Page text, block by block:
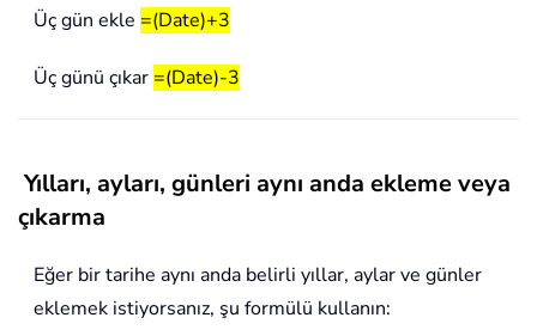
Üç gün ekle =(Date)+3
Üç günü çıkar =(Date)-3
Yılları, ayları, günleri aynı anda ekleme veya
çıkarma
Eğer bir tarihe aynı anda belirli yıllar, aylar ve günler
eklemek istiyorsanız, şu formülü kullanın: